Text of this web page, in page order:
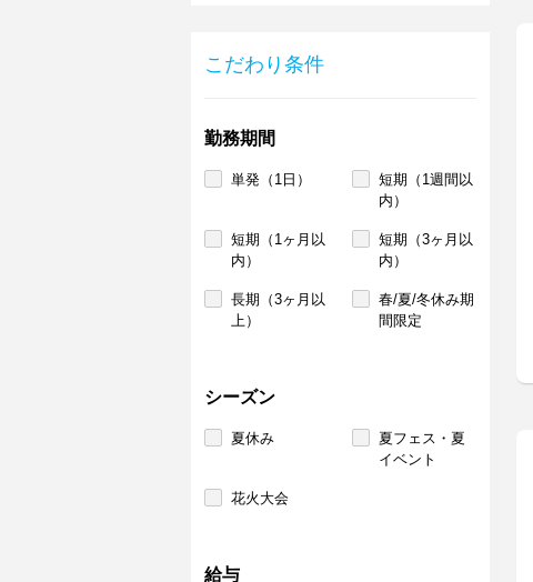
こだわり条件
勤務期間
単発（1日）
短期（1週間以
内）
短期（1ヶ月以
内）
短期（3ヶ月以
内）
長期（3ヶ月以
上）
春/夏/冬休み期
間限定
シーズン
夏休み
夏フェス・夏
イベント
花火大会
給与